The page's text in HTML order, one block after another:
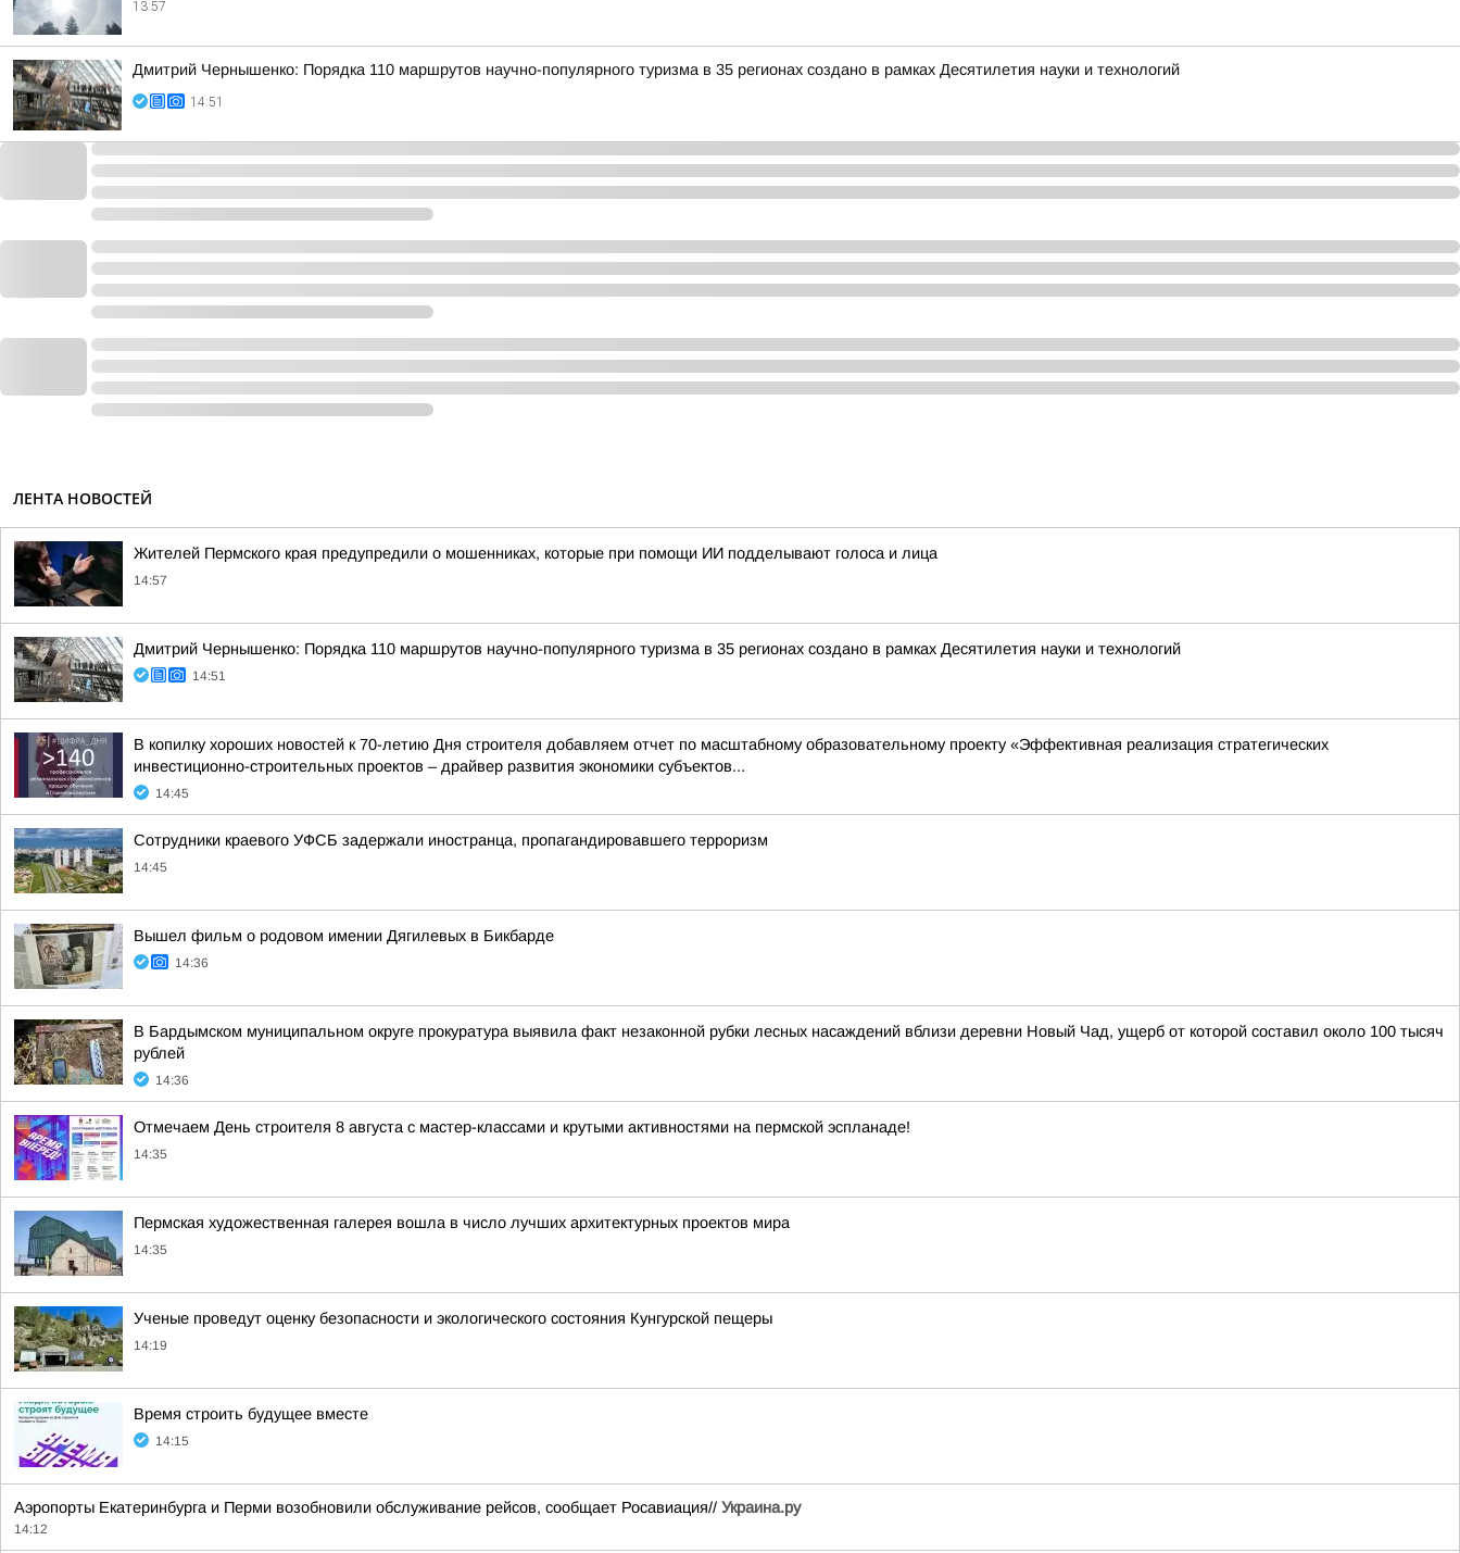
13:57
Дмитрий Чернышенко: Порядка 110 маршрутов научно-популярного туризма в 35 регионах создано в рамках Десятилетия науки и технологий
14:51
ЛЕНТА НОВОСТЕЙ
Жителей Пермского края предупредили о мошенниках, которые при помощи ИИ подделывают голоса и лица
14:57
Дмитрий Чернышенко: Порядка 110 маршрутов научно-популярного туризма в 35 регионах создано в рамках Десятилетия науки и технологий
14:51
В копилку хороших новостей к 70-летию Дня строителя добавляем отчет по масштабному образовательному проекту «Эффективная реализация стратегических
инвестиционно-строительных проектов – драйвер развития экономики субъектов...
14:45
Сотрудники краевого УФСБ задержали иностранца, пропагандировавшего терроризм
14:45
Вышел фильм о родовом имении Дягилевых в Бикбарде
14:36
В Бардымском муниципальном округе прокуратура выявила факт незаконной рубки лесных насаждений вблизи деревни Новый Чад, ущерб от которой составил около 100 тысяч
рублей
14:36
Отмечаем День строителя 8 августа с мастер-классами и крутыми активностями на пермской эспланаде!
14:35
Пермская художественная галерея вошла в число лучших архитектурных проектов мира
14:35
Ученые проведут оценку безопасности и экологического состояния Кунгурской пещеры
14:19
Время строить будущее вместе
14:15
Аэропорты Екатеринбурга и Перми возобновили обслуживание рейсов, сообщает Росавиация// Украина.ру
14:12